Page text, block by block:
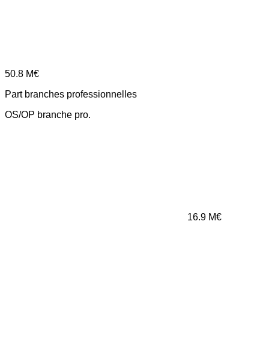
50.8 M€
Part branches professionnelles
OS/OP branche pro.
16.9 M€